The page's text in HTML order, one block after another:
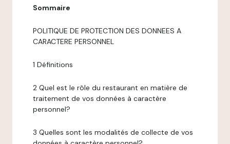
Sommaire
POLITIQUE DE PROTECTION DES DONNEES A
CARACTERE PERSONNEL
1 Définitions
2 Quel est le rôle du restaurant en matière de
traitement de vos données à caractère
personnel?
3 Quelles sont les modalités de collecte de vos